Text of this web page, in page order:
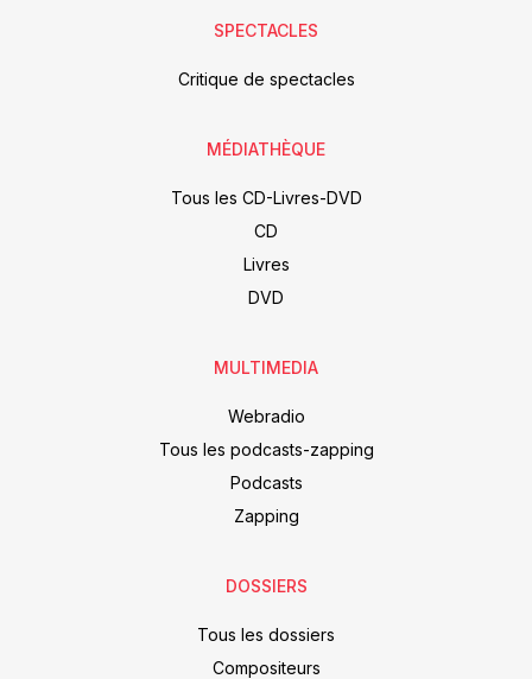
SPECTACLES
Critique de spectacles
MÉDIATHÈQUE
Tous les CD-Livres-DVD
CD
Livres
DVD
MULTIMEDIA
Webradio
Tous les podcasts-zapping
Podcasts
Zapping
DOSSIERS
Tous les dossiers
Compositeurs